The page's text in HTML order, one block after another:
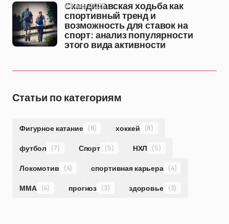
Скандинавская ходьба как
спортивный тренд и
возможность для ставок на
спорт: анализ популярности
этого вида активности
09 апр 2023
Статьи по категориям
Фигурное катание (8) хоккей (8)
футбол (7) Спорт (5) НХЛ (5)
Локомотив (4) спортивная карьера (4)
ММА (4) прогноз (3) здоровье (3)